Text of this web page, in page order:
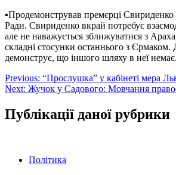
▪️Продемонстрував премєрці
Ради. Свириденко вкрай потребує
але не наважується зближуватися з
складні стосунки останнього з Єрмаком.
демонструє, що іншого шляху в неї немає.
Навігація
записів
Previous: “Прослушка” у кабінеті мера
Next: Жучок у Садового: Мовчання
Публікації даної рубрики
Політика